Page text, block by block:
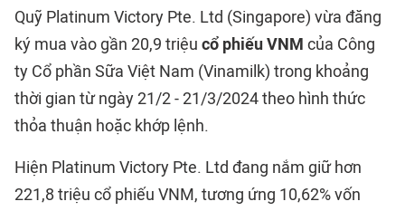
Quỹ Platinum Victory Pte. Ltd (Singapore) vừa đăng
ký mua vào gần 20,9 triệu cổ phiếu VNM của Công
ty Cổ phần Sữa Việt Nam (Vinamilk) trong khoảng
thời gian từ ngày 21/2 - 21/3/2024 theo hình thức
thỏa thuận hoặc khớp lệnh.
Hiện Platinum Victory Pte. Ltd đang nắm giữ hơn
221,8 triệu cổ phiếu VNM, tương ứng 10,62% vốn